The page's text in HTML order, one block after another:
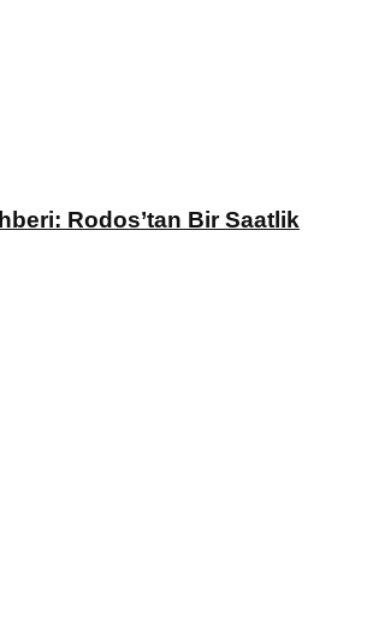
Rodos’tan Bir Saatlik